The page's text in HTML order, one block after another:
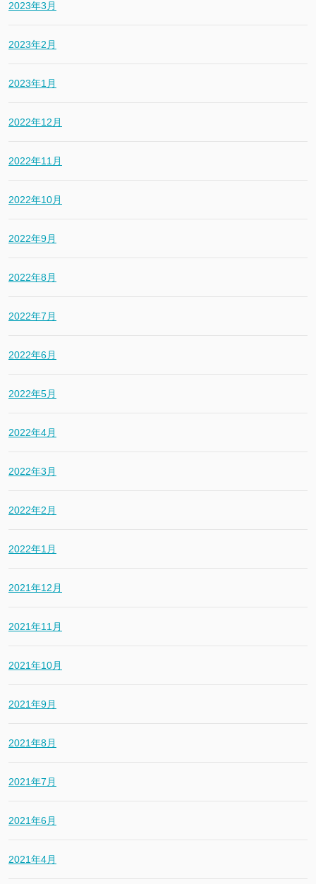
2023年3月
2023年2月
2023年1月
2022年12月
2022年11月
2022年10月
2022年9月
2022年8月
2022年7月
2022年6月
2022年5月
2022年4月
2022年3月
2022年2月
2022年1月
2021年12月
2021年11月
2021年10月
2021年9月
2021年8月
2021年7月
2021年6月
2021年4月